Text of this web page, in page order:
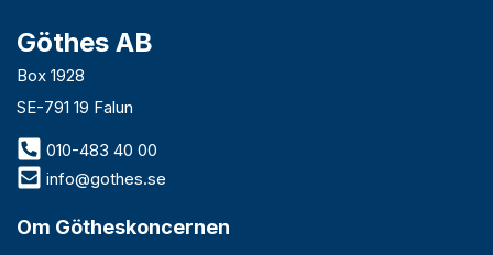
Göthes AB
Box 1928
SE-791 19 Falun
010-483 40 00
info@gothes.se
Om Götheskoncernen